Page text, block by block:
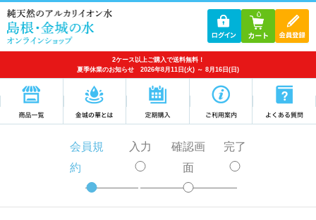
2ケース以上ご購入で送料無料！
夏季休業のお知らせ 2026年8月11日(火) ～ 8月16日(日)
会員規
約
入力
確認画
面
完了